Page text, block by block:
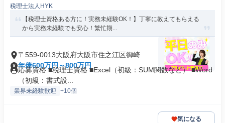
税理士法人HYK
【税理士資格ある方に！実務未経験OK！】丁寧に教えてもらえる
から実務未経験でも安心！繁忙期...
〒559-0013大阪府大阪市住之江区御崎
年俸600万円～800万円
応募資格 ■税理士資格 ■Excel（初級：SUM関数など） ■Word
（初級：書式設...
業界未経験歓迎 +10個
気になる